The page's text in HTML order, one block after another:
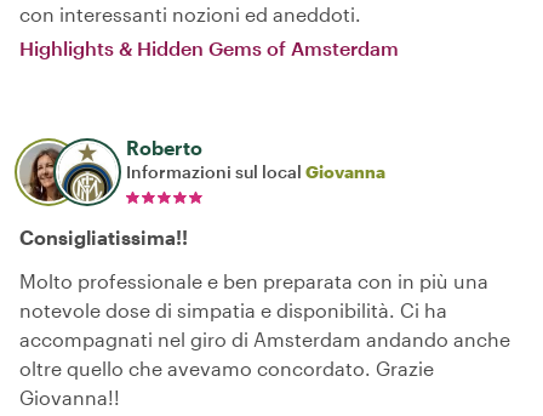
con interessanti nozioni ed aneddoti.
Highlights & Hidden Gems of Amsterdam
Roberto
Informazioni sul local Giovanna
Consigliatissima!!
Molto professionale e ben preparata con in più una
notevole dose di simpatia e disponibilità. Ci ha
accompagnati nel giro di Amsterdam andando anche
oltre quello che avevamo concordato. Grazie
Giovanna!!